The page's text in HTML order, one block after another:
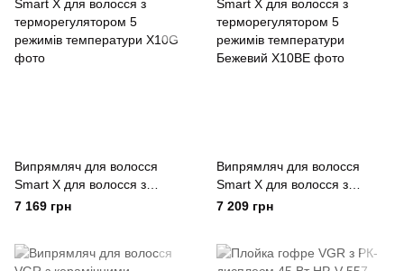
Випрямляч для волосся
Smart X для волосся з
терморегулятором 5
7 169 грн
Випрямляч для волосся
Smart X для волосся з
терморегулятором 5
7 209 грн